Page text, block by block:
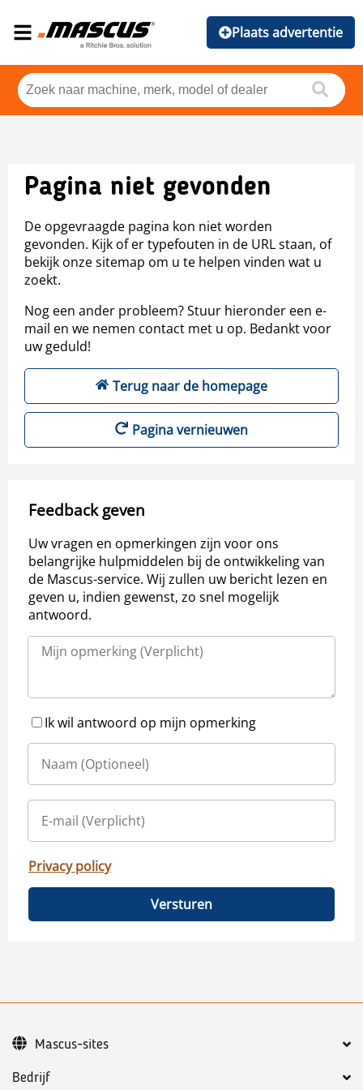
Plaats advertentie
Pagina niet gevonden
De opgevraagde pagina kon niet worden
gevonden. Kijk of er typefouten in de URL staan, of
bekijk onze sitemap om u te helpen vinden wat u
zoekt.
Nog een ander probleem? Stuur hieronder een e-
mail en we nemen contact met u op. Bedankt voor
uw geduld!
Terug naar de homepage
Pagina vernieuwen
Feedback geven
Uw vragen en opmerkingen zijn voor ons
belangrijke hulpmiddelen bij de ontwikkeling van
de Mascus-service. Wij zullen uw bericht lezen en
geven u, indien gewenst, zo snel mogelijk
antwoord.
Ik wil antwoord op mijn opmerking
Privacy policy
Versturen
Bedrijf
Mascus-sites